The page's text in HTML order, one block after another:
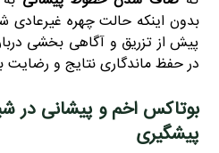
بدون اینکه حالت چهره
پیش از تزریق و آگاهی‌ بخشی
در حفظ ماندگاری نتایج و رضایت
بوتاکس اخم و پیشانی در
پیشگیری